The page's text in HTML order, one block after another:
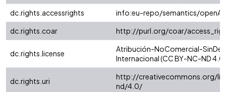
dc.rights.accessrights
info:eu-repo/semantics/
dc.rights.coar
http://purl.org/coar/
dc.rights.license
Atribución-NoComercial-
Internacional (CC BY-NC-ND 4.0)
dc.rights.uri
http://creativecommons.org/
nd/4.0/